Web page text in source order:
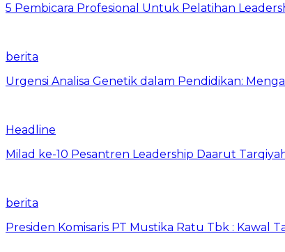
5 Pembicara Profesional Untuk Pelatihan
berita
Urgensi Analisa Genetik dalam Pendidikan:
Headline
Milad ke-10 Pesantren Leadership Daarut
berita
Presiden Komisaris PT Mustika Ratu Tbk : Kawal